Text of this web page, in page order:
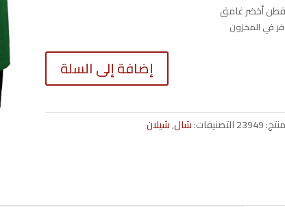
أخضر غامق
كمية
قطن
إضافة إلى السلة
23949التصنيفات:شال,شيلان